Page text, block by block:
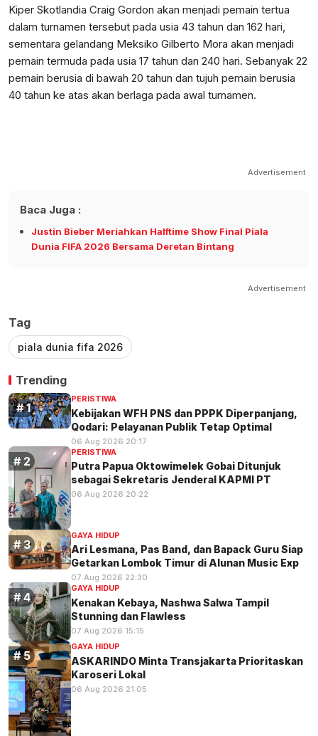
Kiper Skotlandia Craig Gordon akan menjadi pemain tertua
dalam turnamen tersebut pada usia 43 tahun dan 162 hari,
sementara gelandang Meksiko Gilberto Mora akan menjadi
pemain termuda pada usia 17 tahun dan 240 hari. Sebanyak 22
pemain berusia di bawah 20 tahun dan tujuh pemain berusia
40 tahun ke atas akan berlaga pada awal turnamen.
Advertisement
Baca Juga :
Justin Bieber Meriahkan Halftime Show Final Piala
Dunia FIFA 2026 Bersama Deretan Bintang
Advertisement
Tag
piala dunia fifa 2026
Trending
PERISTIWA
Kebijakan WFH PNS dan PPPK Diperpanjang,
Qodari: Pelayanan Publik Tetap Optimal
06 Aug 2026 20:17
PERISTIWA
Putra Papua Oktowimelek Gobai Ditunjuk
sebagai Sekretaris Jenderal KAPMI PT
06 Aug 2026 20:22
GAYA HIDUP
Ari Lesmana, Pas Band, dan Bapack Guru Siap
Getarkan Lombok Timur di Alunan Music Exp
07 Aug 2026 22:30
GAYA HIDUP
Kenakan Kebaya, Nashwa Salwa Tampil
Stunning dan Flawless
07 Aug 2026 15:15
GAYA HIDUP
ASKARINDO Minta Transjakarta Prioritaskan
Karoseri Lokal
06 Aug 2026 21:05